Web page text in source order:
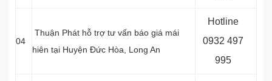
04
Thuận Phát hỗ trợ tư vấn báo giá mái
hiên tại Huyện Đức Hòa , Long An
Hotline
0932 497
995